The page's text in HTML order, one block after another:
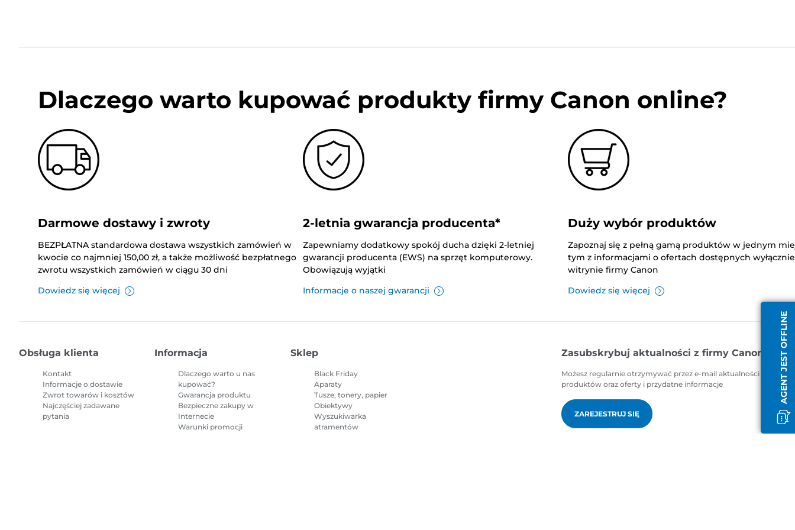
AGENT JEST OFFLINE
Dlaczego warto kupować produkty firmy Canon online?
Darmowe dostawy i zwroty
BEZPŁATNA standardowa dostawa wszystkich zamówień w
kwocie co najmniej 150,00 zł, a także możliwość bezpłatnego
zwrotu wszystkich zamówień w ciągu 30 dni
Dowiedz się więcej
2-letnia gwarancja producenta*
Zapewniamy dodatkowy spokój ducha dzięki 2-letniej
gwarancji producenta (EWS) na sprzęt komputerowy.
Obowiązują wyjątki
Informacje o naszej gwarancji
Duży wybór produktów
Zapoznaj się z pełną gamą produktów w jednym
tym z informacjami o ofertach dostępnych
witrynie firmy Canon
Dowiedz się więcej
Obsługa klienta
Kontakt
Informacje o dostawie
Zwrot towarów i kosztów
Najczęściej zadawane
pytania
Informacja
Dlaczego warto u nas
kupować?
Gwarancja produktu
Bezpieczne zakupy w
Internecie
Warunki promocji
Sklep
Black Friday
Aparaty
Tusze, tonery, papier
Obiektywy
Wyszukiwarka
atramentów
Zasubskrybuj aktualności z firmy Canon
Możesz regularnie otrzymywać przez e-mail aktualności
produktów oraz oferty i przydatne informacje
ZAREJESTRUJ SIĘ